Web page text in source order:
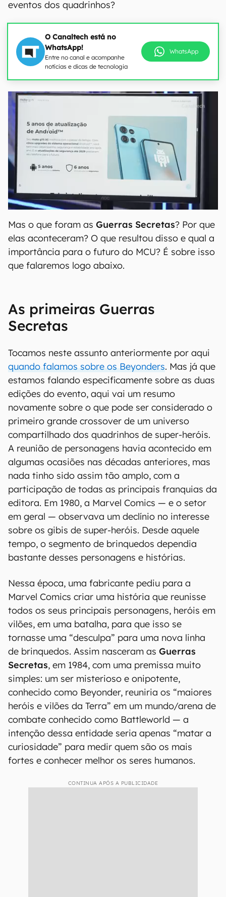
eventos dos quadrinhos?
O Canaltech está no
WhatsApp!
Entre no canal e acompanhe
notícias e dicas de tecnologia
WhatsApp
Mas o que foram as Guerras Secretas? Por que
elas aconteceram? O que resultou disso e qual a
importância para o futuro do MCU? É sobre isso
que falaremos logo abaixo.
As primeiras Guerras
Secretas
Tocamos neste assunto anteriormente por aqui
quando falamos sobre os Beyonders. Mas já que
estamos falando especificamente sobre as duas
edições do evento, aqui vai um resumo
novamente sobre o que pode ser considerado o
primeiro grande crossover de um universo
compartilhado dos quadrinhos de super-heróis.
A reunião de personagens havia acontecido em
algumas ocasiões nas décadas anteriores, mas
nada tinho sido assim tão amplo, com a
participação de todas as principais franquias da
editora. Em 1980, a Marvel Comics — e o setor
em geral — observava um declínio no interesse
sobre os gibis de super-heróis. Desde aquele
tempo, o segmento de brinquedos dependia
bastante desses personagens e histórias.
Nessa época, uma fabricante pediu para a
Marvel Comics criar uma história que reunisse
todos os seus principais personagens, heróis em
vilões, em uma batalha, para que isso se
tornasse uma “desculpa” para uma nova linha
de brinquedos. Assim nasceram as Guerras
Secretas, em 1984, com uma premissa muito
simples: um ser misterioso e onipotente,
conhecido como Beyonder, reuniria os “maiores
heróis e vilões da Terra” em um mundo/arena de
combate conhecido como Battleworld — a
intenção dessa entidade seria apenas “matar a
curiosidade” para medir quem são os mais
fortes e conhecer melhor os seres humanos.
CONTINUA APÓS A PUBLICIDADE